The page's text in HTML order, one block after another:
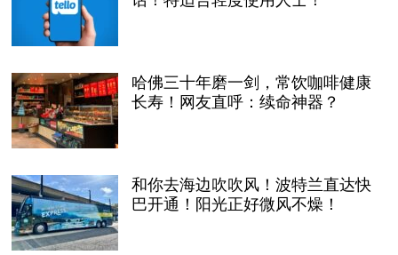
哈佛三十年磨一剑，常饮咖啡健康
长寿！网友直呼：续命神器？
和你去海边吹吹风！波特兰直达快
巴开通！阳光正好微风不燥！